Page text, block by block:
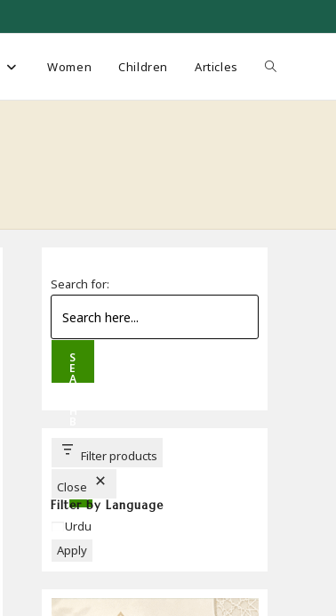
Women Children Articles Toggle
Search for:
S
E
A
T
T
Filter products
Close
Filter by Language
Language
Urdu
Apply